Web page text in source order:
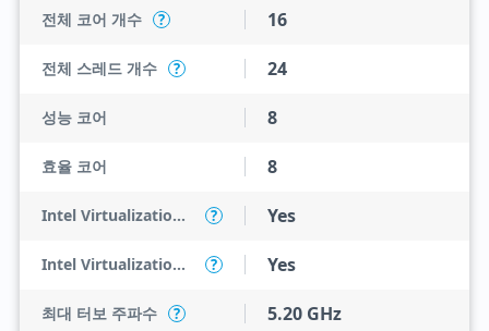
전체 코어 개수 ? 16
전체 스레드 개수 ? 24
성능 코어 8
효율 코어 8
Intel Virtualization Technology (VT-x) ? Yes
Intel Virtualization Technology for Directed I/O (VT-d) ? Yes
최대 터보 주파수 ? 5.20 GHz